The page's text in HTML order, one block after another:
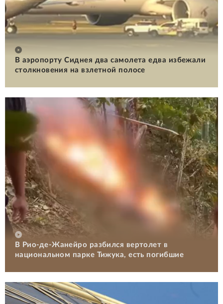
В аэропорту Сиднея два самолета едва избежали
столкновения на взлетной полосе
В Рио-де-Жанейро разбился вертолет в
национальном парке Тижука, есть погибшие